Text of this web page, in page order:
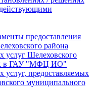
предоставления
района
услуг Шелеховского
в ГАУ "МФЦ ИО"
предоставляемых
муниципального